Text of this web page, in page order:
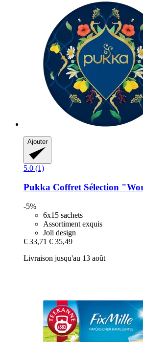
Ajouter
5.0 (1)
Pukka Coffret Sélection
-5%
6x15 sachets
Assortiment exquis
Joli design
€ 33,71 € 35,49
Livraison jusqu'au 13 août